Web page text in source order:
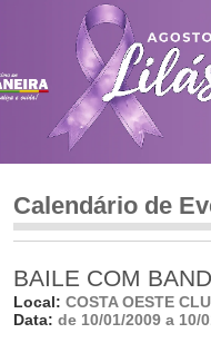
CONHEÇA MEDIANEIRA
Calendário de
BAILE COM
Local: COSTA OESTE
Data: de 10/01/2009 a 10/